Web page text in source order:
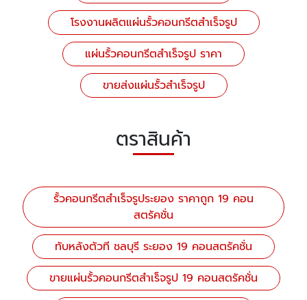
โรงงานผลิตแผ่นรั้วคอนกรีตสำเร็จรูป
แผ่นรั้วคอนกรีตสําเร็จรูป ราคา
ขายส่งแผ่นรั้วสำเร็จรูป
ตราสินค้า
รั้วคอนกรีตสำเร็จรูประยอง ราคาถูก 19 คอน
สตรัคชั่น
ทับหลังตัวที ชลบุรี ระยอง 19 คอนสตรัคชั่น
ขายแผ่นรั้วคอนกรีตสำเร็จรูป 19 คอนสตรัคชั่น